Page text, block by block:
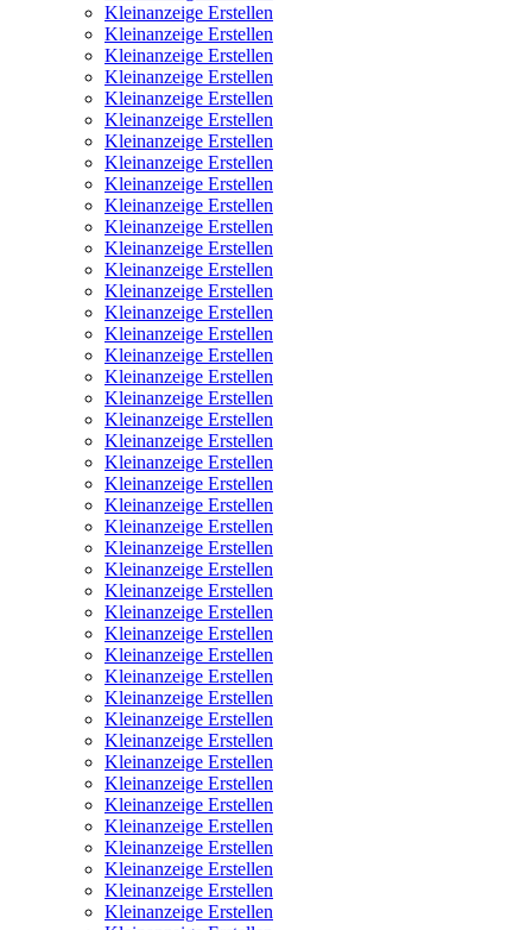
Kleinanzeige Erstellen
Kleinanzeige Erstellen
Kleinanzeige Erstellen
Kleinanzeige Erstellen
Kleinanzeige Erstellen
Kleinanzeige Erstellen
Kleinanzeige Erstellen
Kleinanzeige Erstellen
Kleinanzeige Erstellen
Kleinanzeige Erstellen
Kleinanzeige Erstellen
Kleinanzeige Erstellen
Kleinanzeige Erstellen
Kleinanzeige Erstellen
Kleinanzeige Erstellen
Kleinanzeige Erstellen
Kleinanzeige Erstellen
Kleinanzeige Erstellen
Kleinanzeige Erstellen
Kleinanzeige Erstellen
Kleinanzeige Erstellen
Kleinanzeige Erstellen
Kleinanzeige Erstellen
Kleinanzeige Erstellen
Kleinanzeige Erstellen
Kleinanzeige Erstellen
Kleinanzeige Erstellen
Kleinanzeige Erstellen
Kleinanzeige Erstellen
Kleinanzeige Erstellen
Kleinanzeige Erstellen
Kleinanzeige Erstellen
Kleinanzeige Erstellen
Kleinanzeige Erstellen
Kleinanzeige Erstellen
Kleinanzeige Erstellen
Kleinanzeige Erstellen
Kleinanzeige Erstellen
Kleinanzeige Erstellen
Kleinanzeige Erstellen
Kleinanzeige Erstellen
Kleinanzeige Erstellen
Kleinanzeige Erstellen